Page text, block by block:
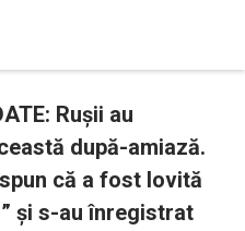
Rușii au
după-amiază.
că a fost lovită
și s-au înregistrat